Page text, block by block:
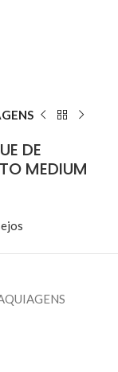
DE
MEDIUM